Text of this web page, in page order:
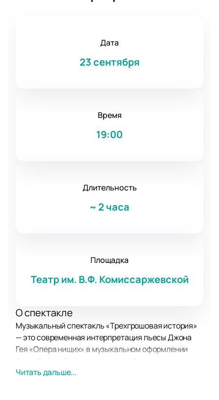
Дата
23 сентября
Время
19:00
Длительность
~ 2 часа
Площадка
Театр им. В.Ф. Комиссаржевской
О спектакле
Музыкальный спектакль «Трехгрошовая история»
— это современная интерпретация пьесы Джона
Гея «Опера нищих» в музыкальном оформлении
бережно сохраняет сатирический дух XVIII века и
Читать дальше...